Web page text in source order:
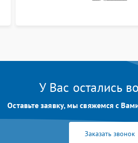
У Вас остались
Оставьте заявку, мы свяжемся с
Заказать звонок